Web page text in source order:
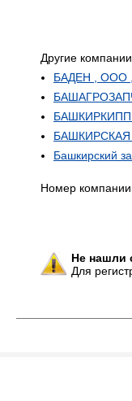
Другие
БАДЕН , ООО ,
БАШКИРСКАЯ
Башкирский
Номер компании
Не нашли
Для